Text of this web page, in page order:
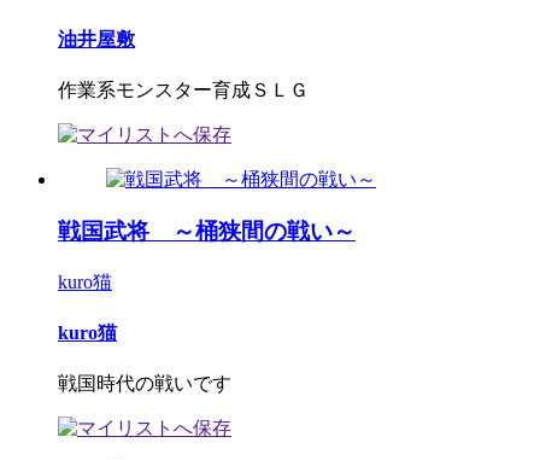
油井屋敷
作業系モンスター育成ＳＬＧ
戦国武将 ～桶狭間の戦い～
kuro猫
kuro猫
戦国時代の戦いです